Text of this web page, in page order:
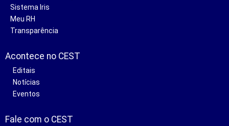
Sistema Iris
Meu RH
Transparência
Acontece no CEST
Editais
Notícias
Eventos
Fale com o CEST